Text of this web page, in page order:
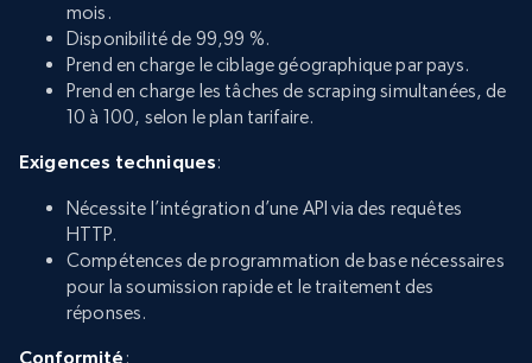
mois.
Disponibilité de 99,99 %.
Prend en charge le ciblage géographique par pays.
Prend en charge les tâches de scraping simultanées, de
10 à 100, selon le plan tarifaire.
Exigences techniques:
Nécessite l’intégration d’une API via des requêtes
HTTP.
Compétences de programmation de base nécessaires
pour la soumission rapide et le traitement des
réponses.
Conformité :